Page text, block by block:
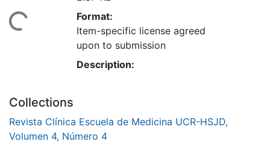
Format:
Item-specific license agreed
upon to submission
Description:
Collections
Revista Clínica Escuela de Medicina UCR-HSJD,
Volumen 4, Número 4